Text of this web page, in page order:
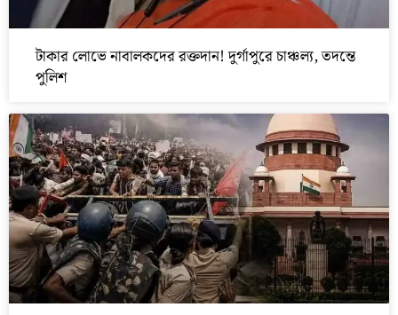
টাকার লোভে নাবালকদের রক্তদান! দুর্গাপুরে চাঞ্চল্য, তদন্তে
পুলিশ